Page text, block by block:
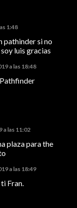
1:48
pathinder si no
luis gracias
a las 18:48
a las 11:02
plaza para the
a las 18:49
Fran.